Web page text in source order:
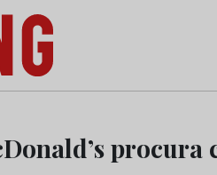
negócios do Marketing e da
procura